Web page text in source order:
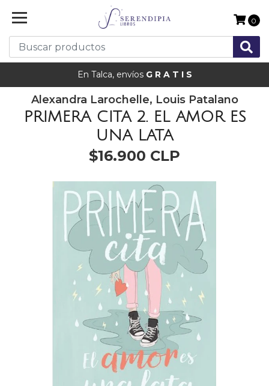
En Talca, envíos G R A T I S
0
Alexandra Larochelle, Louis Patalano
PRIMERA CITA 2. EL AMOR ES
UNA LATA
$16.900 CLP